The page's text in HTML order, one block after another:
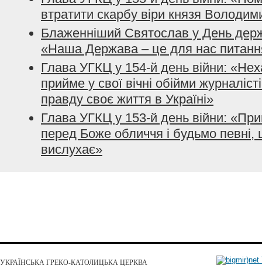
втратити скарбу віри князя
Блаженніший Святослав у День
«Наша Держава – це для нас
Глава УГКЦ у 154-й день війни:
прийме у свої вічні обійми
правду своє життя в Україні»
Глава УГКЦ у 153-й день війни:
перед Боже обличчя і будьмо певні,
вислухає»
УКРАЇНСЬКА ГРЕКО-КАТОЛИЦЬКА ЦЕРКВА